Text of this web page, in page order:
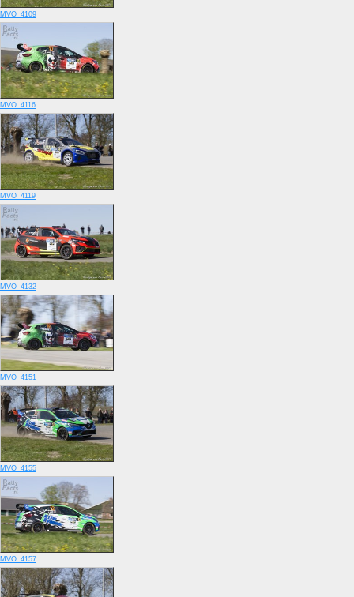
MVO_4109
MVO_4116
MVO_4119
MVO_4132
MVO_4151
MVO_4155
MVO_4157